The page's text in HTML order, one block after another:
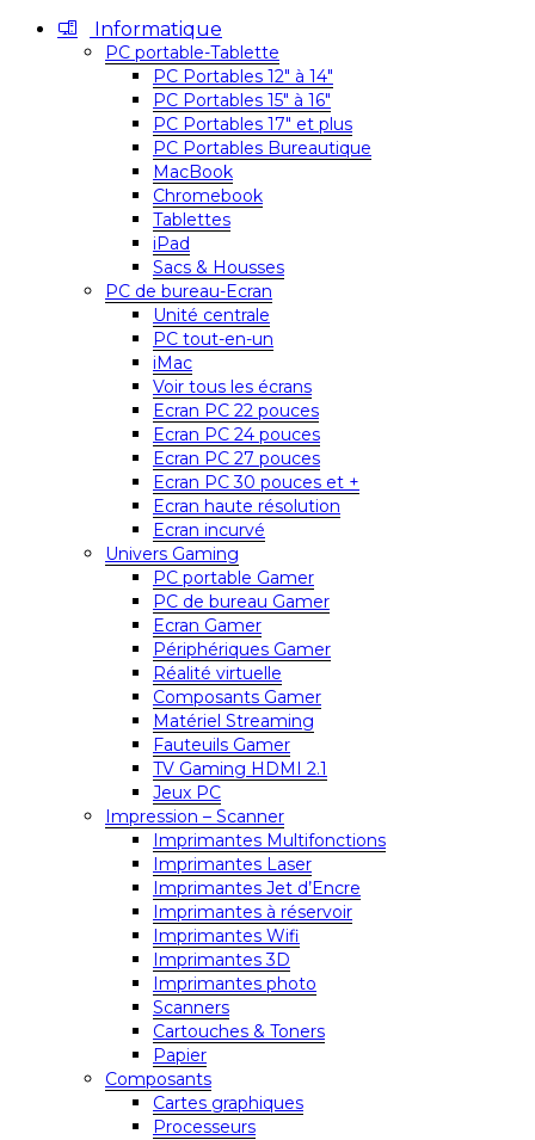
Informatique
PC portable-Tablette
PC Portables 12″ à 14″
PC Portables 15″ à 16″
PC Portables 17″ et plus
PC Portables Bureautique
MacBook
Chromebook
Tablettes
iPad
Sacs & Housses
PC de bureau-Ecran
Unité centrale
PC tout-en-un
iMac
Voir tous les écrans
Ecran PC 22 pouces
Ecran PC 24 pouces
Ecran PC 27 pouces
Ecran PC 30 pouces et +
Ecran haute résolution
Ecran incurvé
Univers Gaming
PC portable Gamer
PC de bureau Gamer
Ecran Gamer
Périphériques Gamer
Réalité virtuelle
Composants Gamer
Matériel Streaming
Fauteuils Gamer
TV Gaming HDMI 2.1
Jeux PC
Impression – Scanner
Imprimantes Multifonctions
Imprimantes Laser
Imprimantes Jet d’Encre
Imprimantes à réservoir
Imprimantes Wifi
Imprimantes 3D
Imprimantes photo
Scanners
Cartouches & Toners
Papier
Composants
Cartes graphiques
Processeurs